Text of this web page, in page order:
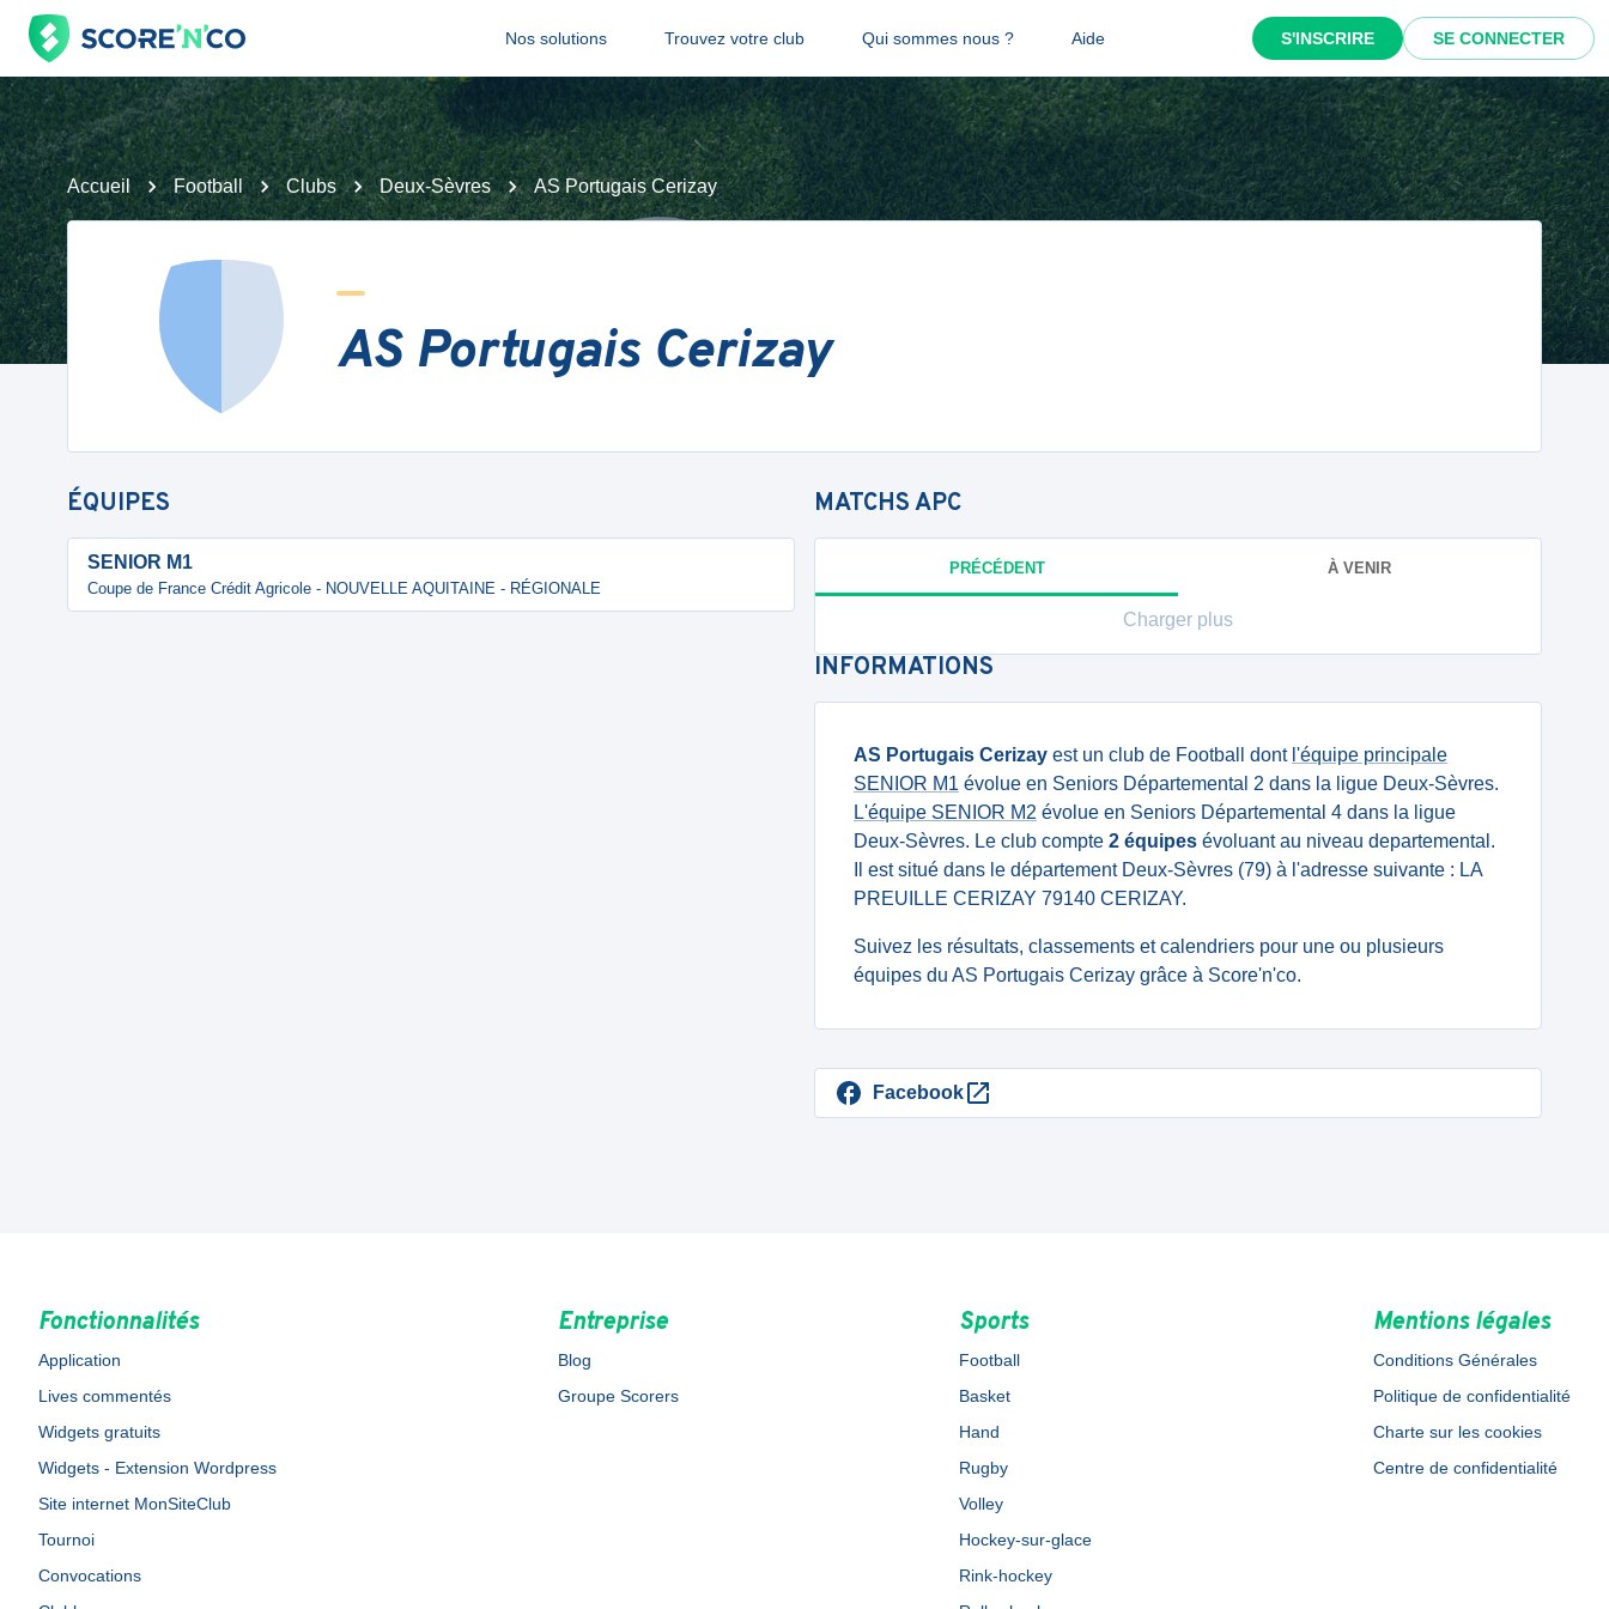
Nos solutions Trouvez votre club Qui sommes nous ? Aide S'INSCRIRE SE CONNECTER
Accueil Football Clubs Deux-Sèvres AS Portugais Cerizay
AS Portugais Cerizay
ÉQUIPES
SENIOR M1
Coupe de France Crédit Agricole - NOUVELLE AQUITAINE - RÉGIONALE
MATCHSAPC
PRÉCÉDENT À VENIR
Charger plus
INFORMATIONS
AS Portugais Cerizay est un club de Football dont l'équipe principale
SENIOR M1 évolue en Seniors Départemental 2 dans la ligue Deux-Sèvres.
L'équipe SENIOR M2 évolue en Seniors Départemental 4 dans la ligue
Deux-Sèvres. Le club compte 2 équipes évoluant au niveau departemental.
Il est situé dans le département Deux-Sèvres (79) à l'adresse suivante : LA
PREUILLE CERIZAY 79140 CERIZAY.
Suivez les résultats, classements et calendriers pour une ou plusieurs
équipes du AS Portugais Cerizay grâce à Score'n'co.
Facebook
Fonctionnalités
Application
Lives commentés
Widgets gratuits
Widgets - Extension Wordpress
Site internet MonSiteClub
Tournoi
Convocations
Entreprise
Blog
Groupe Scorers
Sports
Football
Basket
Hand
Rugby
Volley
Hockey-sur-glace
Rink-hockey
Mentions légales
Conditions Générales
Politique de confidentialité
Charte sur les cookies
Centre de confidentialité